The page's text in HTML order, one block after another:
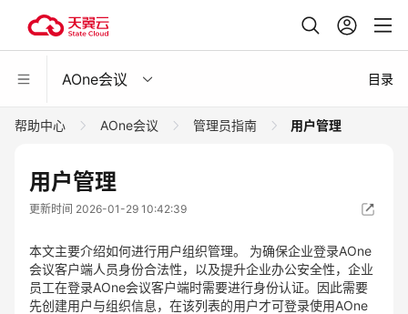
AOne会议 目录
帮助中心 AOne会议 管理员指南 用户管理
用户管理
更新时间 2026-01-29 10:42:39
本文主要介绍如何进行用户组织管理。 为确保企业登录AOne
会议客户端人员身份合法性，以及提升企业办公安全性，企业
员工在登录AOne会议客户端时需要进行身份认证。因此需要
先创建用户与组织信息，在该列表的用户才可登录使用AOne